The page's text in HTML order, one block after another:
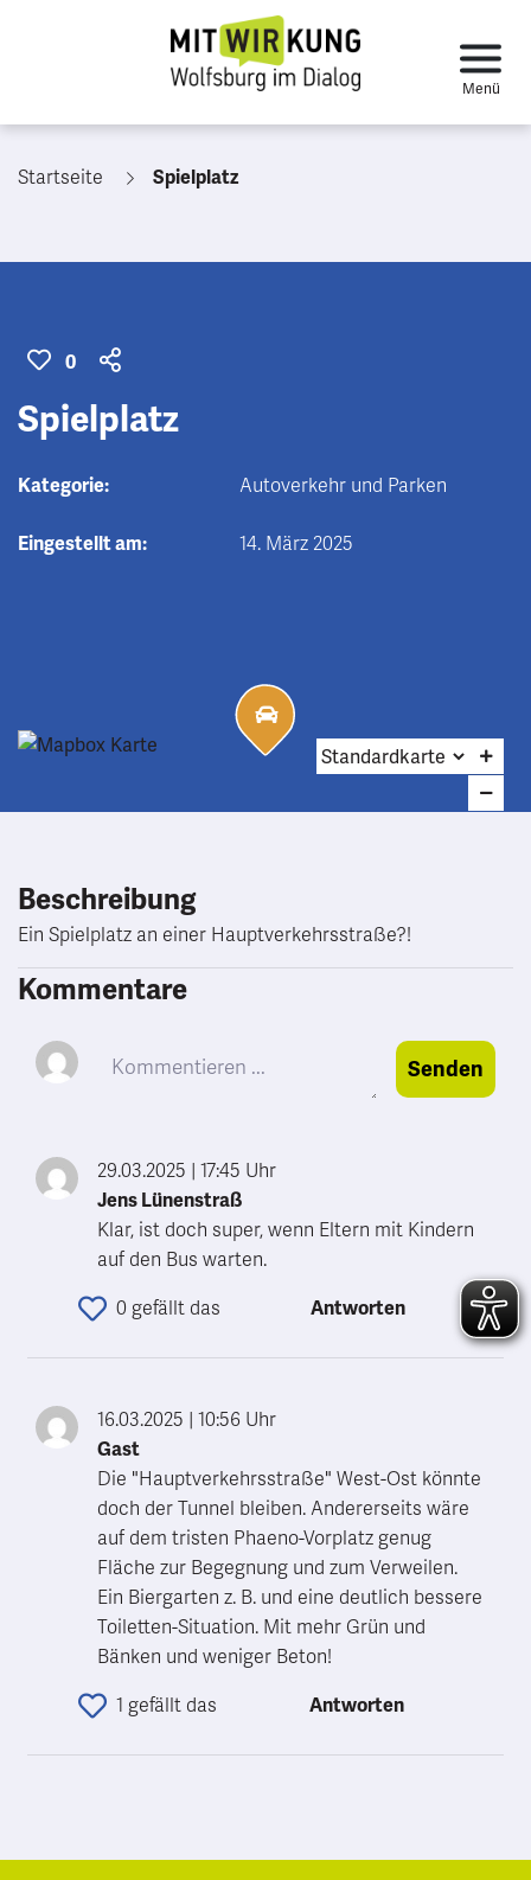
Startseite Spielplatz
0
Spielplatz
Kategorie: Autoverkehr und Parken
Eingestellt am: 14. März 2025
Beschreibung
Ein Spielplatz an einer Hauptverkehrsstraße?!
Kommentare
Senden
Jens Lünenstraß
Klar, ist doch super, wenn Eltern mit Kindern
auf den Bus warten.
29.03.2025 17:45 Uhr
0 gefällt das Antworten
Gast
Die "Hauptverkehrsstraße" West-Ost könnte
doch der Tunnel bleiben. Andererseits wäre
auf dem tristen Phaeno-Vorplatz genug
Fläche zur Begegnung und zum Verweilen.
Ein Biergarten z. B. und eine deutlich bessere
Toiletten-Situation. Mit mehr Grün und
Bänken und weniger Beton!
16.03.2025 10:56 Uhr
1 gefällt das Antworten